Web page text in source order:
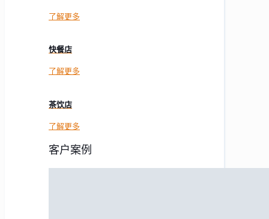
了解更多
快餐店
了解更多
茶饮店
了解更多
客户案例